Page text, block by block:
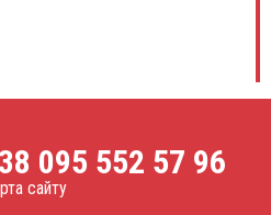
095 552 57 96
сайту